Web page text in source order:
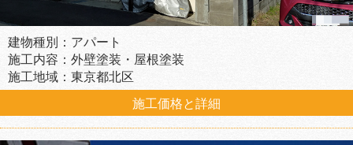
建物種別：アパート
施工内容：外壁塗装・屋根塗装
施工地域：東京都北区
施工価格と詳細